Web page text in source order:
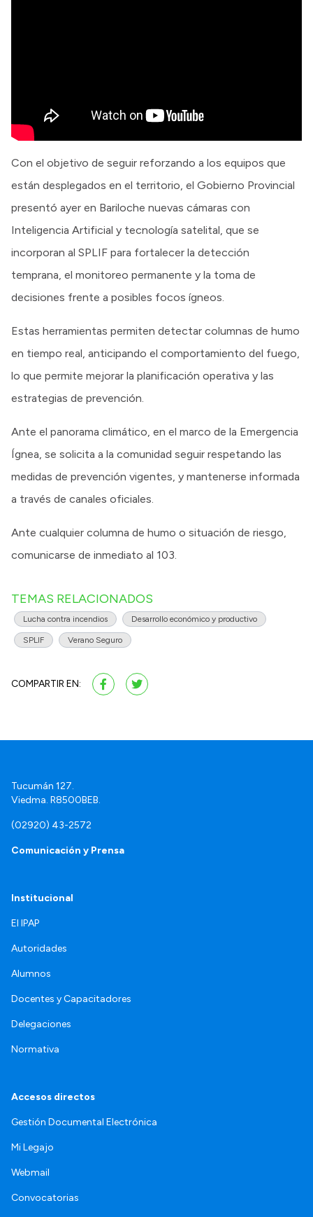
Con el objetivo de seguir reforzando a los equipos que
están desplegados en el territorio, el Gobierno Provincial
presentó ayer en Bariloche nuevas cámaras con
Inteligencia Artificial y tecnología satelital, que se
incorporan al SPLIF para fortalecer la detección
temprana, el monitoreo permanente y la toma de
decisiones frente a posibles focos ígneos.
Estas herramientas permiten detectar columnas de humo
en tiempo real, anticipando el comportamiento del fuego,
lo que permite mejorar la planificación operativa y las
estrategias de prevención.
Ante el panorama climático, en el marco de la Emergencia
Ígnea, se solicita a la comunidad seguir respetando las
medidas de prevención vigentes, y mantenerse informada
a través de canales oficiales.
Ante cualquier columna de humo o situación de riesgo,
comunicarse de inmediato al 103.
TEMAS RELACIONADOS
Lucha contra incendios Desarrollo económico y productivo
SPLIF Verano Seguro
COMPARTIR EN:
Tucumán 127.
Viedma. R8500BEB.
(02920) 43-2572
Comunicación y Prensa
Institucional
El IPAP
Autoridades
Alumnos
Docentes y Capacitadores
Delegaciones
Normativa
Accesos directos
Gestión Documental Electrónica
Mi Legajo
Webmail
Convocatorias